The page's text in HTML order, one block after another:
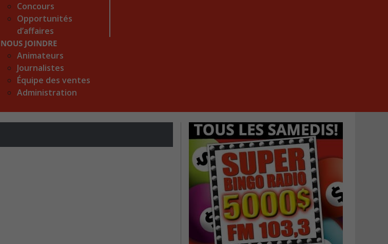
Concours
Opportunités
d’affaires
NOUS JOINDRE
Animateurs
Journalistes
Équipe des ventes
Administration